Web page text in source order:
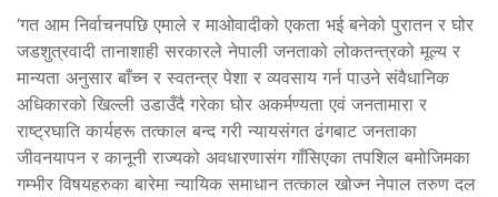
‘गत आम निर्वाचनपछि एमाले र माओवादीको एकता भई बनेको पुरातन र घोर
जडशुत्रवादी तानाशाही सरकारले नेपाली जनताको लोकतन्त्रको मूल्य र
मान्यता अनुसार बाँच्न र स्वतन्त्र पेशा र व्यवसाय गर्न पाउने संवैधानिक
अधिकारको खिल्ली उडाउँदै गरेका घोर अकर्मण्यता एवं जनतामारा र
राष्ट्रघाति कार्यहरू तत्काल बन्द गरी न्यायसंगत ढंगबाट जनताका
जीवनयापन र कानूनी राज्यको अवधारणासंग गाँसिएका तपशिल बमोजिमका
गम्भीर विषयहरुका बारेमा न्यायिक समाधान तत्काल खोज्न नेपाल तरुण दल